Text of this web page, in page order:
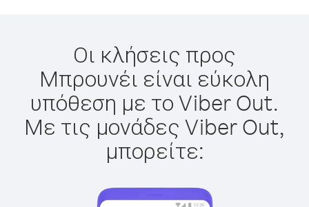
Οι κλήσεις προς
Μπρουνέι είναι εύκολη
υπόθεση με το Viber Out.
Με τις μονάδες Viber Out,
μπορείτε: